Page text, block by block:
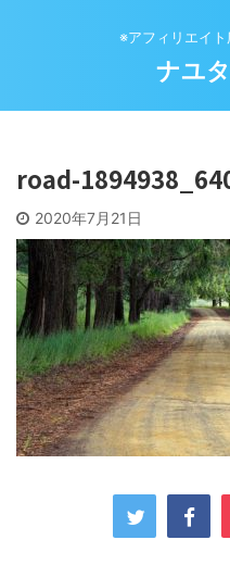
※アフィリエイ
ナユ
road-
2020年7月21日